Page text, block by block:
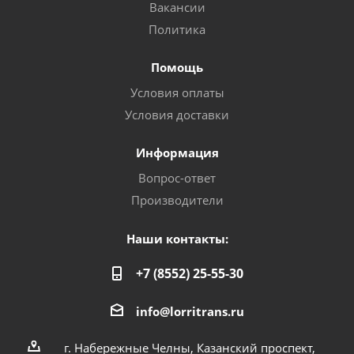
Вакансии
Политика
Помощь
Условия оплаты
Условия доставки
Информация
Вопрос-ответ
Производители
Наши контакты:
+7 (8552) 25-55-30
info@lorritrans.ru
г. Набережные Челны, Казанский проспект,